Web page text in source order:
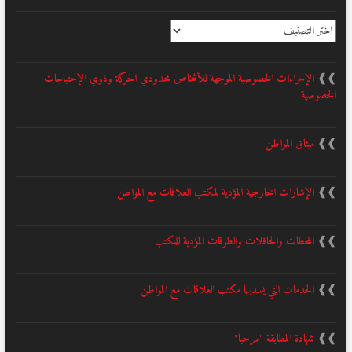
التصنيف
❱❱ الإجراءات الخصوصية الموجهة للأشخاص محدودي الحركة وذوي الإحتياجات
الخصوصية
❱❱ ميثاق المواطن
❱❱ الإشارات الخارجية المؤدية لمكتب العلاقات مع المواطن
❱❱ المحطات والحافلات والطرقات المؤدية للمكتب
❱❱ الخدمات التي يسديها مكتب العلاقات مع المواطن
❱❱ شهادة المطابقة "مرحبا"